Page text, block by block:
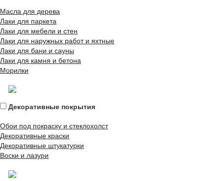
Масла для дерева
Лаки для паркета
Лаки для мебели и стен
Лаки для наружных работ и яхтные
Лаки для бани и сауны
Лаки для камня и бетона
Морилки
Декоративные покрытия
Обои под покраску и стеклохолст
Декоративные краски
Декоративные штукатурки
Воски и лазури